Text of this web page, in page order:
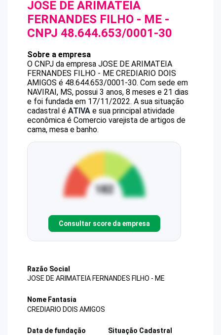
JOSE DE ARIMATEIA
FERNANDES FILHO - ME -
CNPJ 48.644.653/0001-30
Sobre a empresa
O CNPJ da empresa JOSE DE ARIMATEIA
FERNANDES FILHO - ME CREDIARIO DOIS
AMIGOS é 48.644.653/0001-30. Com sede em
NAVIRAI, MS, possui 3 anos, 8 meses e 21 dias
e foi fundada em 17/11/2022. A sua situação
cadastral é ATIVA e sua principal atividade
econômica é Comercio varejista de artigos de
cama, mesa e banho.
Consultar score da empresa
Razão Social
JOSE DE ARIMATEIA FERNANDES FILHO - ME
Nome Fantasia
CREDIARIO DOIS AMIGOS
Data de fundação
Situação Cadastral